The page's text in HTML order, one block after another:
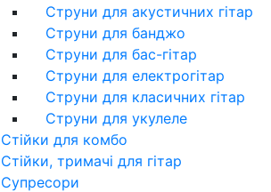
Струни для акустичних гітар
Струни для банджо
Струни для бас-гітар
Струни для електрогітар
Струни для класичних гітар
Струни для укулеле
Стійки для комбо
Стійки, тримачі для гітар
Супресори